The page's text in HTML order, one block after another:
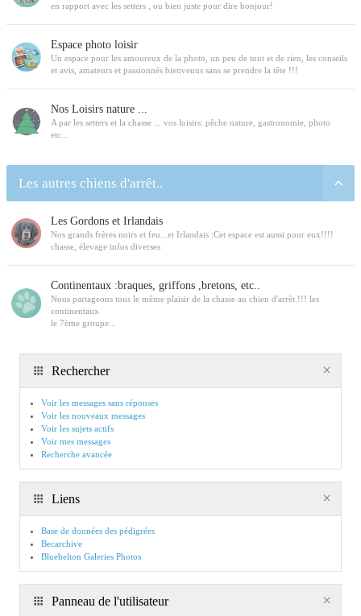
en rapport avec les setters , ou bien juste pour dire bonjour!
Espace photo loisir
Un espace pour les amoureux de la photo, un peu de tout et de rien, les conseils
et avis, amateurs et passionnés bienvenus sans se prendre la tête !!!
Nos Loisirs nature ...
A par les setters et la chasse ... vos loisirs: pêche nature, gastronomie, photo
etc...
Les autres chiens d'arrêt..
Les Gordons et Irlandais
Nos grands frères noirs et feu...et Irlandais :Cet espace est aussi pour eux!!!!
chasse, élevage infos diverses
Continentaux :braques, griffons ,bretons, etc..
Nous partageons tous le même plaisir de la chasse au chien d'arrêt.!!! les
continentaux
le 7ème groupe...
Rechercher
Voir les messages sans réponses
Voir les nouveaux messages
Voir les sujets actifs
Voir mes messages
Recherche avancée
Liens
Base de données des pédigrées
Becarchive
Bluebelton Galeries Photos
Panneau de l'utilisateur